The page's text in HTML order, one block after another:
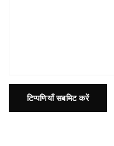
टिप्पणियाँ सबमिट करें